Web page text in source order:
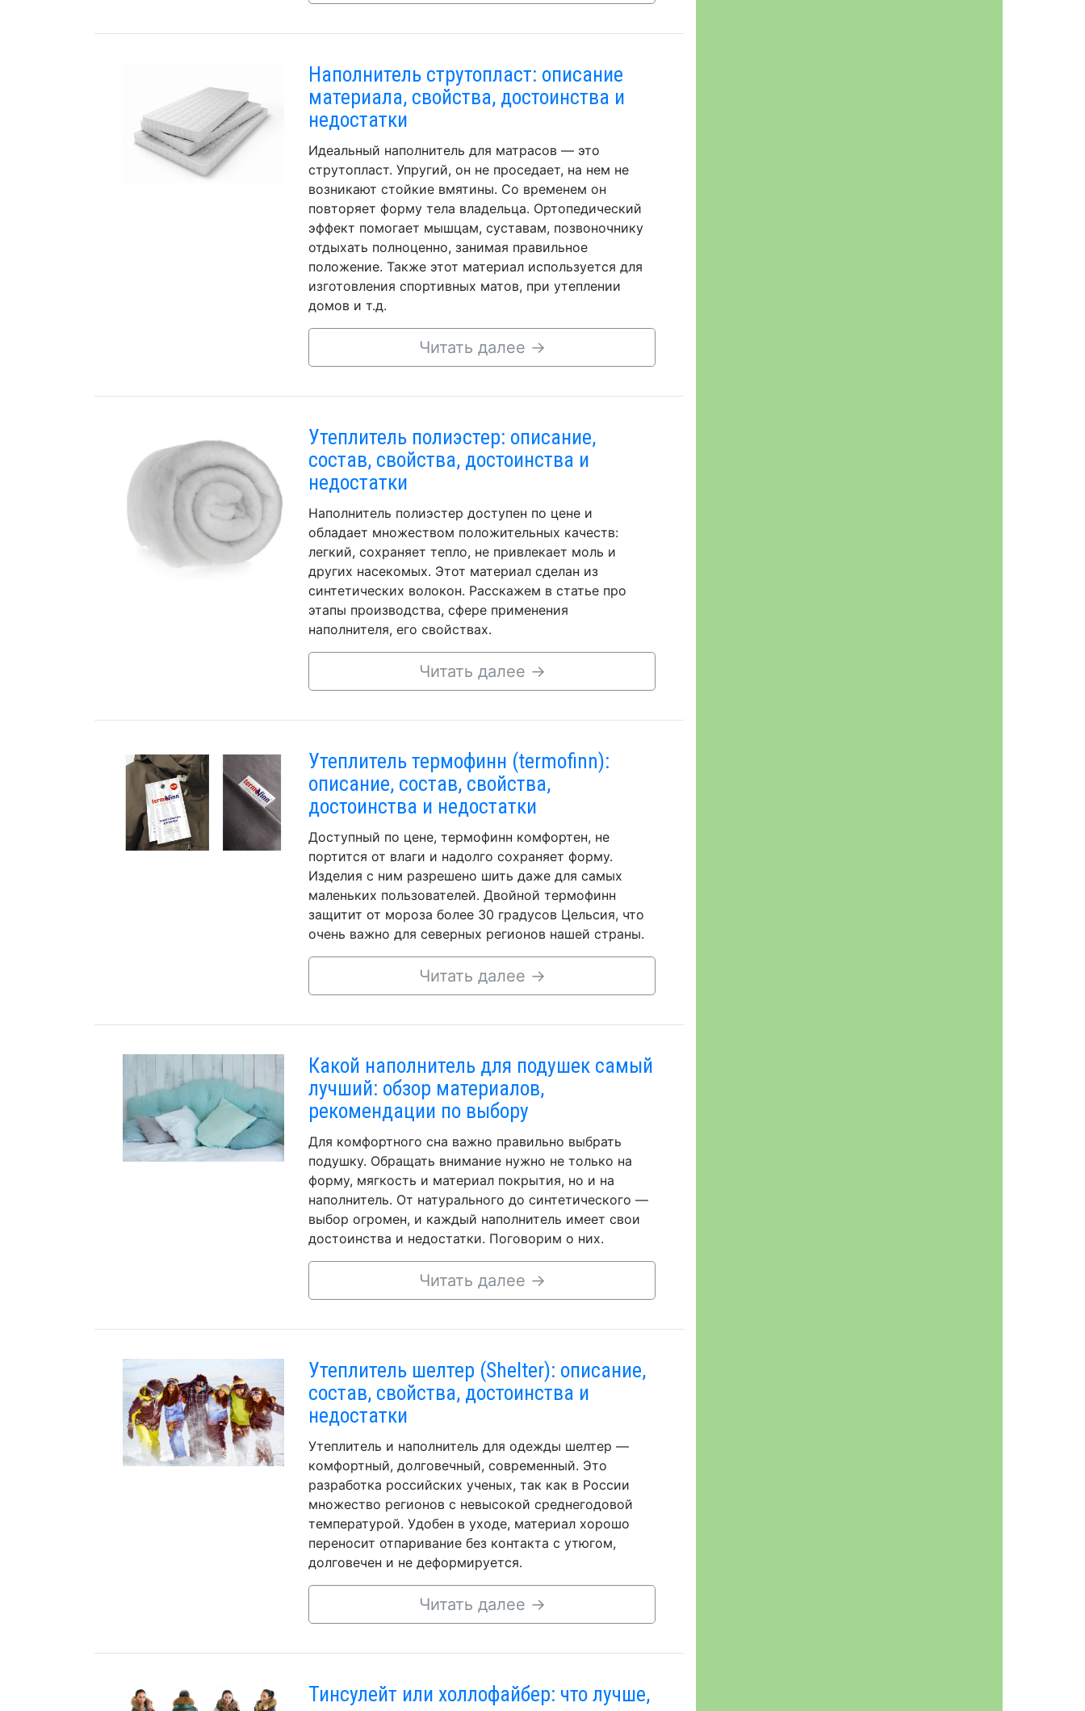
Наполнитель струтопласт: описание
материала, свойства, достоинства и
недостатки
Идеальный наполнитель для матрасов — это
струтопласт. Упругий, он не проседает, на нем не
возникают стойкие вмятины. Со временем он
повторяет форму тела владельца. Ортопедический
эффект помогает мышцам, суставам, позвоночнику
отдыхать полноценно, занимая правильное
положение. Также этот материал используется для
изготовления спортивных матов, при утеплении
домов и т.д.
Читать далее →
Утеплитель полиэстер: описание,
состав, свойства, достоинства и
недостатки
Наполнитель полиэстер доступен по цене и
обладает множеством положительных качеств:
легкий, сохраняет тепло, не привлекает моль и
других насекомых. Этот материал сделан из
синтетических волокон. Расскажем в статье про
этапы производства, сфере применения
наполнителя, его свойствах.
Читать далее →
Утеплитель термофинн (termofinn):
описание, состав, свойства,
достоинства и недостатки
Доступный по цене, термофинн комфортен, не
портится от влаги и надолго сохраняет форму.
Изделия с ним разрешено шить даже для самых
маленьких пользователей. Двойной термофинн
защитит от мороза более 30 градусов Цельсия, что
очень важно для северных регионов нашей страны.
Читать далее →
Какой наполнитель для подушек самый
лучший: обзор материалов,
рекомендации по выбору
Для комфортного сна важно правильно выбрать
подушку. Обращать внимание нужно не только на
форму, мягкость и материал покрытия, но и на
наполнитель. От натурального до синтетического —
выбор огромен, и каждый наполнитель имеет свои
достоинства и недостатки. Поговорим о них.
Читать далее →
Утеплитель шелтер (Shelter): описание,
состав, свойства, достоинства и
недостатки
Утеплитель и наполнитель для одежды шелтер —
комфортный, долговечный, современный. Это
разработка российских ученых, так как в России
множество регионов с невысокой среднегодовой
температурой. Удобен в уходе, материал хорошо
переносит отпаривание без контакта с утюгом,
долговечен и не деформируется.
Читать далее →
Тинсулейт или холлофайбер: что лучше,